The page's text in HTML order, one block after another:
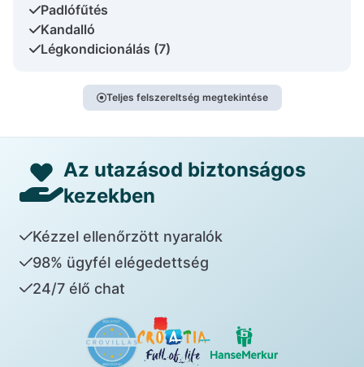
Padlófűtés
Kandalló
Légkondicionálás (7)
Teljes felszereltség megtekintése
Az utazásod biztonságos
kezekben
Kézzel ellenőrzött nyaralók
98% ügyfél elégedettség
24/7 élő chat